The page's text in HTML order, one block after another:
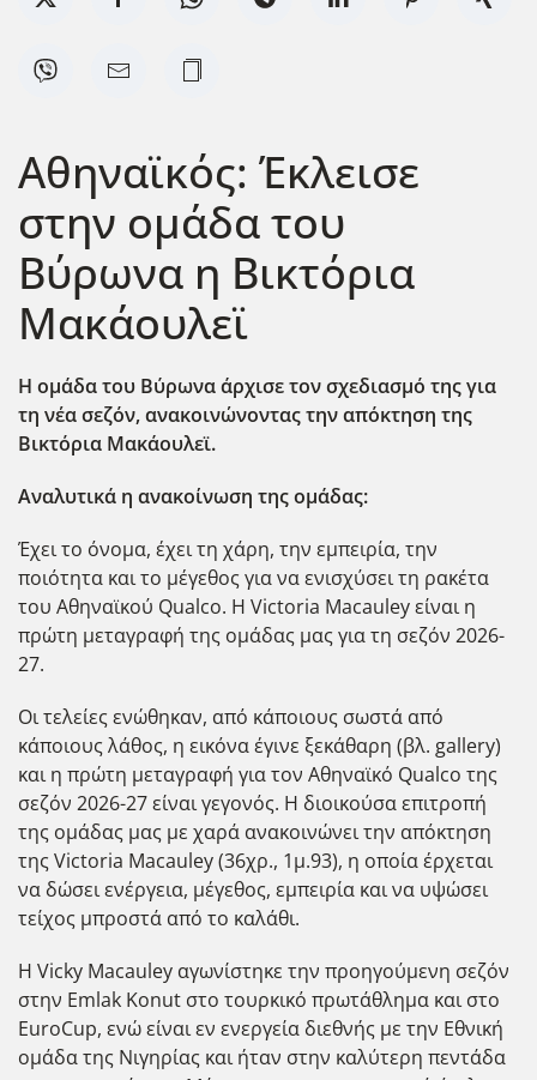
Αθηναϊκός: Έκλεισε
στην ομάδα του
Βύρωνα η Βικτόρια
Μακάουλεϊ
Η ομάδα του Βύρωνα άρχισε τον σχεδιασμό της για
τη νέα σεζόν, ανακοινώνοντας την απόκτηση της
Βικτόρια Μακάουλεϊ.
Αναλυτικά η ανακοίνωση της ομάδας:
Έχει το όνομα, έχει τη χάρη, την εμπειρία, την
ποιότητα και το μέγεθος για να ενισχύσει τη ρακέτα
του Αθηναϊκού Qualco. Η Victoria Macauley είναι η
πρώτη μεταγραφή της ομάδας μας για τη σεζόν 2026-
27.
Οι τελείες ενώθηκαν, από κάποιους σωστά από
κάποιους λάθος, η εικόνα έγινε ξεκάθαρη (βλ. gallery)
και η πρώτη μεταγραφή για τον Αθηναϊκό Qualco της
σεζόν 2026-27 είναι γεγονός. Η διοικούσα επιτροπή
της ομάδας μας με χαρά ανακοινώνει την απόκτηση
της Victoria Macauley (36χρ., 1μ.93), η οποία έρχεται
να δώσει ενέργεια, μέγεθος, εμπειρία και να υψώσει
τείχος μπροστά από το καλάθι.
Η Vicky Macauley αγωνίστηκε την προηγούμενη σεζόν
στην Emlak Konut στο τουρκικό πρωτάθλημα και στο
EuroCup, ενώ είναι εν ενεργεία διεθνής με την Εθνική
ομάδα της Νιγηρίας και ήταν στην καλύτερη πεντάδα